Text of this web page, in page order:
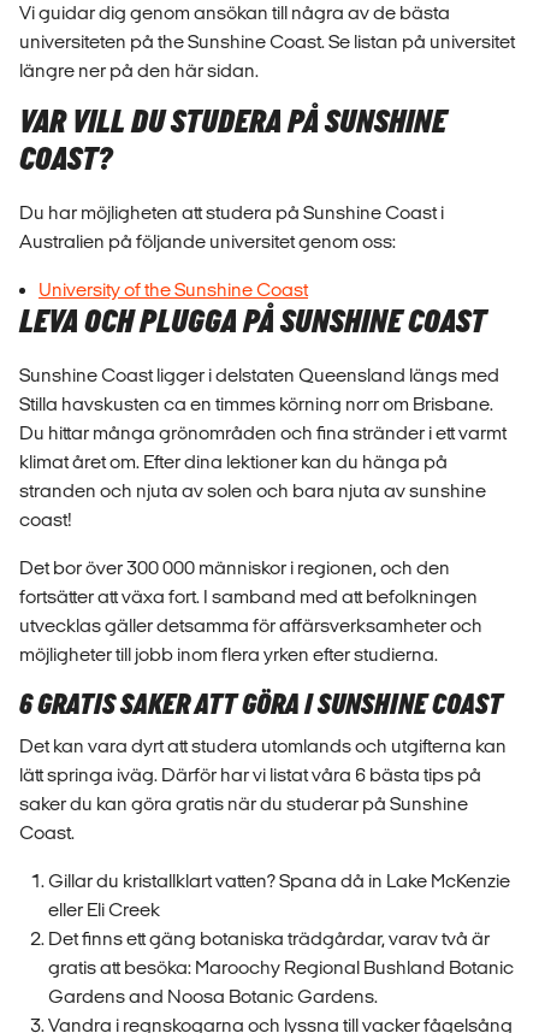
Vi guidar dig genom ansökan till några av de bästa
universiteten på the Sunshine Coast. Se listan på universitet
längre ner på den här sidan.
VAR VILL DU STUDERA PÅ SUNSHINE
COAST?
Du har möjligheten att studera på Sunshine Coast i
Australien på följande universitet genom oss:
University of the Sunshine Coast
LEVA OCH PLUGGA PÅ SUNSHINE COAST
Sunshine Coast ligger i delstaten Queensland längs med
Stilla havskusten ca en timmes körning norr om Brisbane.
Du hittar många grönområden och fina stränder i ett varmt
klimat året om. Efter dina lektioner kan du hänga på
stranden och njuta av solen och bara njuta av sunshine
coast!
Det bor över 300 000 människor i regionen, och den
fortsätter att växa fort. I samband med att befolkningen
utvecklas gäller detsamma för affärsverksamheter och
möjligheter till jobb inom flera yrken efter studierna.
6 GRATIS SAKER ATT GÖRA I SUNSHINE COAST
Det kan vara dyrt att studera utomlands och utgifterna kan
lätt springa iväg. Därför har vi listat våra 6 bästa tips på
saker du kan göra gratis när du studerar på Sunshine
Coast.
Gillar du kristallklart vatten? Spana då in Lake McKenzie
eller Eli Creek
Det finns ett gäng botaniska trädgårdar, varav två är
gratis att besöka: Maroochy Regional Bushland Botanic
Gardens and Noosa Botanic Gardens.
Vandra i regnskogarna och lyssna till vacker fågelsång